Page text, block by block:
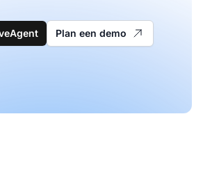
Plan een demo